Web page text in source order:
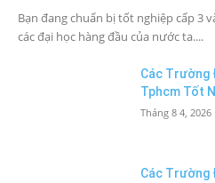
Bạn đang chuẩn bị tốt nghiệp cấp 3
các đại học hàng đầu của nước ta....
Các Trường
Tphcm Tốt
Tháng 8 4, 2026
Các Trường